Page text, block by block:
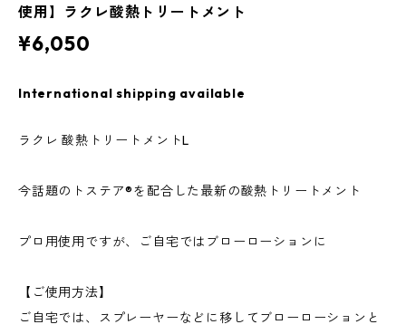
使用】ラクレ酸熱トリートメント
¥6,050
International shipping available
ラクレ 酸熱トリートメントL
今話題のトステア®️を配合した最新の酸熱トリートメント
プロ用使用ですが、ご自宅ではブローローションに
【ご使用方法】
ご自宅では、スプレーヤーなどに移してブローローションと